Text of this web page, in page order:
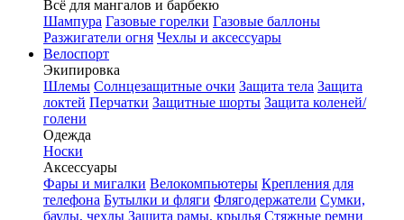
Всё для мангалов и барбекю
Шампура Газовые горелки Газовые баллоны
Разжигатели огня Чехлы и аксессуары
Велоспорт
Экипировка
Шлемы Солнцезащитные очки Защита тела Защита
локтей Перчатки Защитные шорты Защита коленей/
голени
Одежда
Носки
Аксессуары
Фары и мигалки Велокомпьютеры Крепления для
телефона Бутылки и фляги Флягодержатели Сумки,
баулы, чехлы Защита рамы, крылья Стяжные ремни